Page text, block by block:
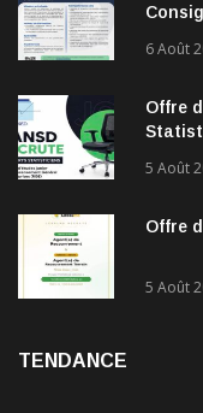
6 Août
Offre
5 Août
Offre
5 Août
TENDANCE